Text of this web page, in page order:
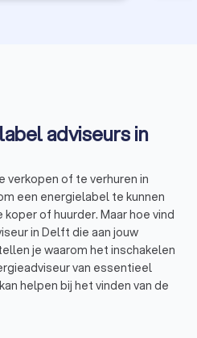
adviseurs in
verkopen of te verhuren in
een energielabel te kunnen
of huurder. Maar hoe vind
in Delft die aan jouw
je waarom het inschakelen
van essentieel
helpen bij het vinden van de